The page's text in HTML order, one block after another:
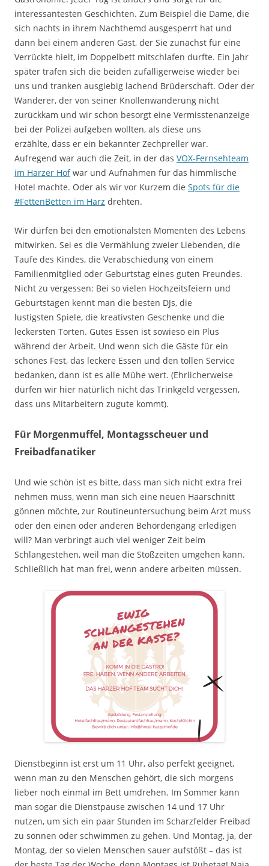
interessantesten Geschichten. Zum Beispiel die Dame, die
sich nachts in ihrem Nachthemd ausgesperrt hat und
dann bei einem anderen Gast, der Sie zunächst für eine
Verrückte hielt, im Doppelbett mitschlafen durfte. Ein Jahr
später trafen sich die beiden zufälligerweise wieder bei
uns und tranken ausgiebig lachend Brüderschaft. Oder der
Wanderer, der von seiner Knollenwanderung nicht
zurückkam und wir schon besorgt eine Vermisstenanzeige
bei der Polizei aufgeben wollten, als diese uns
erzählte, dass er ein bekannter Zechpreller war.
Aufregend war auch die Zeit, in der das VOX-Fernsehteam
im Harzer Hofwar und Aufnahmen für das himmlische
Hotel machte. Oder als wir vor Kurzem die Spots für die
#FettenBetten im Harz drehten.
Wir dürfen bei den emotionalsten Momenten des Lebens
mitwirken. Sei es die Vermählung zweier Liebenden, die
Taufe des Kindes, die Verabschiedung von einem
Familienmitglied oder Geburtstag eines guten Freundes.
Nicht zu vergessen: Bei so vielen Hochzeitsfeiern und
Geburtstagen kennt man die besten DJs, die
lustigsten Spiele, die kreativsten Geschenke und die
leckersten Torten. Gutes Essen ist sowieso ein Plus
während der Arbeit. Und wenn sich die Gäste für ein
schönes Fest, das leckere Essen und den tollen Service
bedanken, dann ist es alle Mühe wert. (Ehrlicherweise
dürfen wir hier natürlich nicht das Trinkgeld vergessen,
dass uns Mitarbeitern zugute kommt).
Für Morgenmuffel, Montagsscheuer und
Freibadfanatiker
Und wie schön ist es bitte, dass man sich nicht extra frei
nehmen muss, wenn man sich eine neuen Haarschnitt
gönnen möchte, zur Routineuntersuchung beim Arzt muss
oder den einen oder anderen Behördengang erledigen
will? Man verbringt auch viel weniger Zeit beim
Schlangestehen, weil man die Stoßzeiten umgehen kann.
Schließlich hat man frei, wenn andere arbeiten müssen.
Dienstbeginn ist erst um 11 Uhr, also perfekt geeignet,
wenn man zu den Menschen gehört, die sich morgens
lieber noch einmal im Bett umdrehen. Im Sommer kann
man sogar die Dienstpause zwischen 14 und 17 Uhr
nutzen, um sich ein paar Stunden im Scharzfelder Freibad
zu sonnen oder schwimmen zu gehen. Und Montag, ja, der
Montag, der so vielen Menschen sauer aufstößt – das ist